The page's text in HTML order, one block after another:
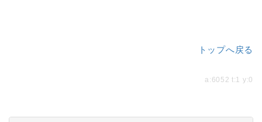
トップへ戻る
a:6052 t:1 y:0